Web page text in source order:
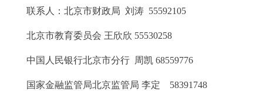
联系人：北京市财政局 刘涛 55592105
北京市教育委员会 王欣欣 55530258
中国人民银行北京市分行 周凯 68559776
国家金融监管局北京监管局 李定 58391748